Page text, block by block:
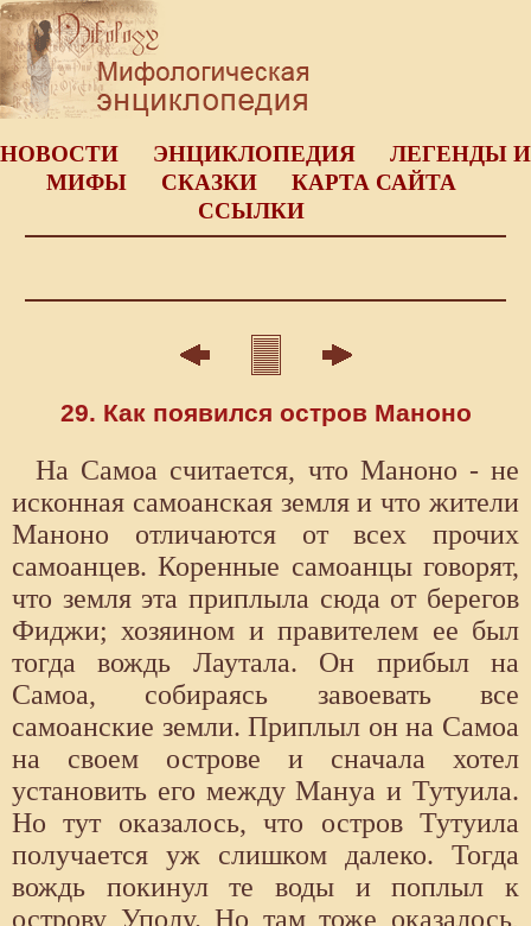
НОВОСТИ ЭНЦИКЛОПЕДИЯ
ЛЕГЕНДЫ И
МИФЫ
СКАЗКИ
КАРТА САЙТА
ССЫЛКИ
29. Как появился остров Маноно
На Самоа считается, что Маноно - не
исконная самоанская земля и что жители
Маноно отличаются от всех прочих
самоанцев. Коренные самоанцы говорят,
что земля эта приплыла сюда от берегов
Фиджи; хозяином и правителем ее был
тогда вождь Лаутала. Он прибыл на
Самоа, собираясь завоевать все
самоанские земли. Приплыл он на Самоа
на своем острове и сначала хотел
установить его между Мануа и Тутуила.
Но тут оказалось, что остров Тутуила
получается уж слишком далеко. Тогда
вождь покинул те воды и поплыл к
острову Уполу. Но там тоже оказалось,